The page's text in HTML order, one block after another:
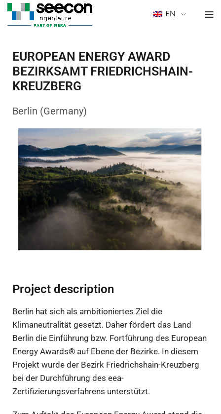
EN
EUROPEAN ENERGY AWARD
BEZIRKSAMT FRIEDRICHSHAIN-
KREUZBERG
Berlin (Germany)
Project description
Berlin hat sich als ambitioniertes Ziel die
Klimaneutralität gesetzt. Daher fördert das Land
Berlin die Einführung bzw. Fortführung des European
Energy Awards® auf Ebene der Bezirke. In diesem
Projekt wurde der Bezirk Friedrichshain-Kreuzberg
bei der Durchführung des eea-
Zertifizierungsverfahrens unterstützt.